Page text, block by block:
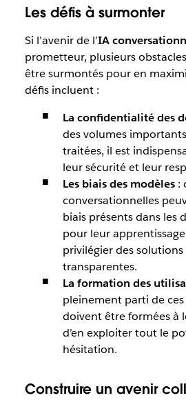
Les défis à surmonter
Si l’avenir de l’IA
prometteur, plusieurs
être surmontés pour en
défis incluent :
La confidentialité des
des volumes
traitées, il est
leur sécurité et leur
Les biais des modèles:
conversationnelles
biais présents dans les
pour leur
privilégier des
transparentes.
La formation des
pleinement parti de
doivent être formées à
d’en exploiter tout le
hésitation.
Construire un avenir